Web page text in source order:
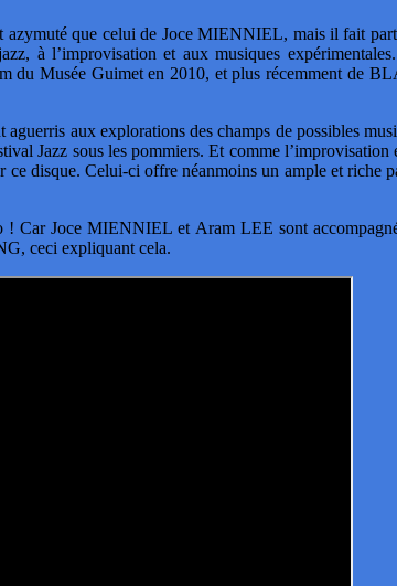
que celui de Joce MIENNIEL, mais il fait
à l’improvisation et aux musiques
du Musée Guimet en 2010, et plus récemment de
aux explorations des champs de possibles
Jazz sous les pommiers. Et comme l’improvisation
disque. Celui-ci offre néanmoins un ample et riche
! Car Joce MIENNIEL et Aram LEE sont
ceci expliquant cela.